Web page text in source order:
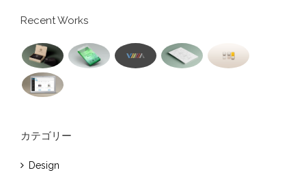
Recent Works
カテゴリー
Design